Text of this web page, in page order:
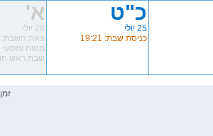
כ"ט
25 יולי
כניסת שבת: 19:21
א'
26 יולי
צאת השבת: 20:23
מטות ומסעי
שבת ראש